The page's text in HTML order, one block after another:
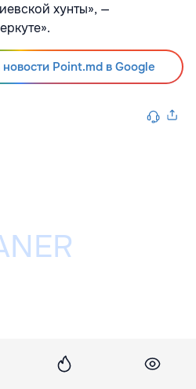
хунты», —
Point.md в Google
рекламу на сайте